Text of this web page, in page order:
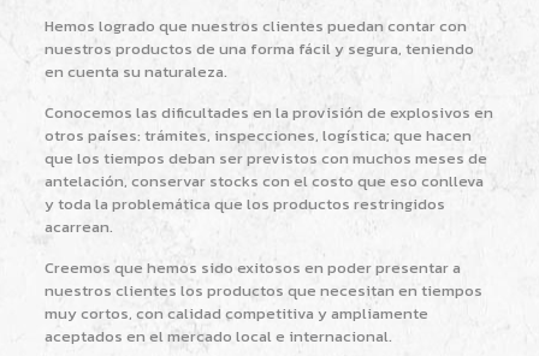
Hemos logrado que nuestros clientes puedan contar con
nuestros productos de una forma fácil y segura, teniendo
en cuenta su naturaleza.
Conocemos las dificultades en la provisión de explosivos en
otros países: trámites, inspecciones, logística; que hacen
que los tiempos deban ser previstos con muchos meses de
antelación, conservar stocks con el costo que eso conlleva
y toda la problemática que los productos restringidos
acarrean.
Creemos que hemos sido exitosos en poder presentar a
nuestros clientes los productos que necesitan en tiempos
muy cortos, con calidad competitiva y ampliamente
aceptados en el mercado local e internacional.